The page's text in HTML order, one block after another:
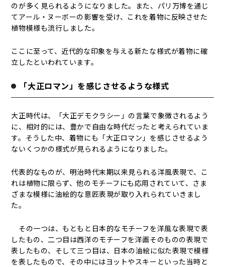
のが多く見られるようになりました。また、パリ万博を通じ
てアール・ヌーボーの影響を受け、これを着物に反映させた
植物模様も流行しました。
ここに至って、近代的な印象を与える新たな様式が着物に確
立したといわれています。
「大正ロマン」を感じさせるような様式
大正時代は、「大正デモクラシー」の言葉で象徴されるよう
に、相対的には、豊かで自由な時代だったと考えられていま
す。そうした中、着物にも「大正ロマン」を感じさせるよう
ないくつかの様式が見られるようになりました。
代表的なものが、明治時代末期以来見られる洋風表現で、こ
れは植物に限らず、他のモチーフにも応用されていて、さま
ざまな模様に油絵的な意匠表現が取り入れられていきまし
た。
その一つは、もともと日本的なモチーフを洋風な表現で表
したもの、二つ目は西洋のモチーフを洋画そのものの表現で
表したもの、そして三つ目は、日本の油絵に似た表現で模様
を表したもので、その中にはヨットやスキーといった当時と